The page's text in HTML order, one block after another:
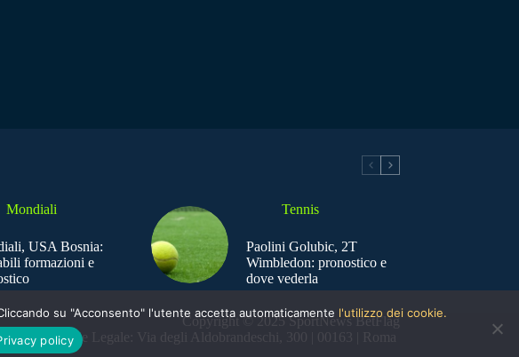
Mondiali
USA Bosnia:
formazioni e
Tennis
Paolini Golubic, 2T
Wimbledon: pronostico e
dove vederla
Copyright © 2025 SportNews BetFlag
Sede Legale: Via degli Aldobrandeschi, 300 | 00163 | Roma
su "Acconsento" l'utente accetta automaticamente l'utilizzo dei cookie.
policy